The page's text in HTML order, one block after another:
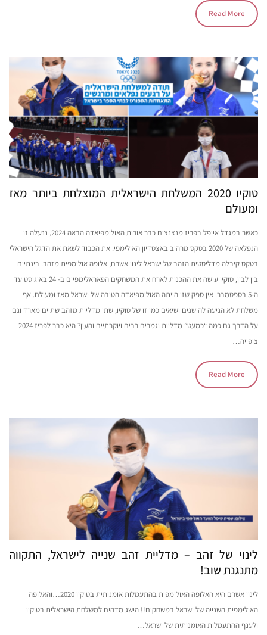
Read More
טוקיו 2020 המשלחת הישראלית המוצלחת ביותר מאז
ומעולם
כאשר במגדל אייפל בפריז מנצנצים כבר אורות האולימפיאדה הבאה 2024, ננעלה זו
הנפלאה של 2020 בטקס מרהיב באצטדיון האולימפי. את הכבוד לשאת את הדגל הישראלי
בטקס קיבלה מדליסטית הזהב של ישראל לינוי אשרם, אלופה אולימפית מזהב. בינתיים
בין לבין, טוקיו עושה את ההכנות לארח את המשחקים הפאראלימפיים ב- 24 באוגוסט עד
ה-5 בספטמבר. אין ספק שזו הייתה האולימפיאדה הטובה של ישראל מאז ומעולם. אף
משלחת לא הגיעה להישגים ושיאים כמו זו של טוקיו, שתי מדליות מזהב שתיים מארד וגם
על הדרך גם כמה “כמעט” מדליות וגמרים רבים ויוקרתיים והעין? היא כבר לפריז 2024
צופייה…
Read More
לינוי של זהב – מדליית זהב שנייה לישראל, התקווה
מתנגנת שוב!
לינוי אשרם היא האלופה האולימפית בהתעמלות אומנותית בטוקיו 2020…והאלופה
האולימפית השנייה של ישראל במשחקים!! הישג מדהים למשלחת הישראלית בטוקיו
ולענף ההתעמלות האומנותית של ישראל…